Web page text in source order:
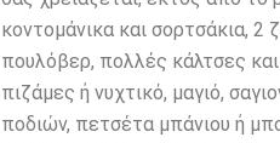
κοντομάνικα και σορτσάκια, 2
πουλόβερ, πολλές κάλτσες
πιζάμες ή νυχτικό, μαγιό,
ποδιών, πετσέτα μπάνιου ή